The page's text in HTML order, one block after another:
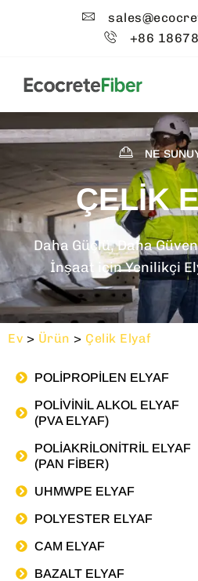
+86
NE
ÇELIK
Daha Güçlü, Daha
İnşaat için Yenilikçi
Ev > Ürün > Çelik Elyaf
POLIPROPILEN ELYAF
POLIVINIL ALKOL ELYAF
(PVA ELYAF)
POLIAKRILONITRIL ELYAF
(PAN FIBER)
UHMWPE ELYAF
POLYESTER ELYAF
CAM ELYAF
BAZALT ELYAF